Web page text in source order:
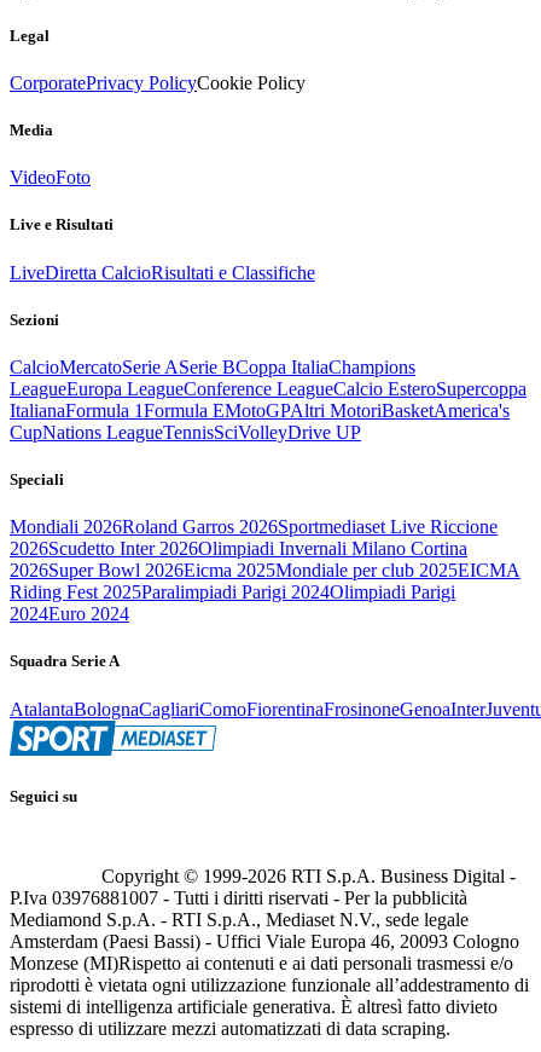
Legal
CorporatePrivacy PolicyCookie Policy
Media
VideoFoto
Live e Risultati
LiveDiretta CalcioRisultati e Classifiche
Sezioni
CalcioMercatoSerie ASerie BCoppa ItaliaChampions
LeagueEuropa LeagueConference LeagueCalcio EsteroSupercoppa
ItalianaFormula 1Formula EMotoGPAltri MotoriBasketAmerica's
CupNations LeagueTennisSciVolleyDrive UP
Speciali
Mondiali 2026Roland Garros 2026Sportmediaset Live Riccione
2026Scudetto Inter 2026Olimpiadi Invernali Milano Cortina
2026Super Bowl 2026Eicma 2025Mondiale per club 2025EICMA
Riding Fest 2025Paralimpiadi Parigi 2024Olimpiadi Parigi
2024Euro 2024
Squadra Serie A
AtalantaBolognaCagliariComoFiorentinaFrosinoneGenoaInter
Seguici su
Copyright © 1999-2026 RTI S.p.A. Business Digital -
P.Iva 03976881007 - Tutti i diritti riservati - Per la pubblicità
Mediamond S.p.A. - RTI S.p.A., Mediaset N.V., sede legale
Amsterdam (Paesi Bassi) - Uffici Viale Europa 46, 20093 Cologno
Monzese (MI)Rispetto ai contenuti e ai dati personali trasmessi e/o
riprodotti è vietata ogni utilizzazione funzionale all’addestramento di
sistemi di intelligenza artificiale generativa. È altresì fatto divieto
espresso di utilizzare mezzi automatizzati di data scraping.